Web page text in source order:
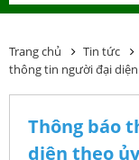
Trang chủ Tin tức
thông tin người đại
Thông báo
diện theo